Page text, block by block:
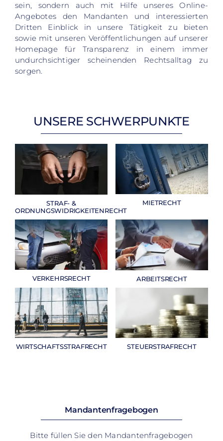
sein, sondern auch mit Hilfe unseres Online-
Angebotes den Mandanten und interessierten
Dritten Einblick in unsere Tätigkeit zu bieten
sowie mit unseren Veröffentlichungen auf unserer
Homepage für Transparenz in einem immer
undurchsichtiger scheinenden Rechtsalltag zu
sorgen.
UNSERE SCHWERPUNKTE
STRAF- &
ORDNUNGSWIDRIGKEITENRECHT
MIETRECHT
VERKEHRSRECHT ARBEITSRECHT
WIRTSCHAFTSSTRAFRECHT STEUERSTRAFRECHT
Mandantenfragebogen
Bitte füllen Sie den Mandantenfragebogen